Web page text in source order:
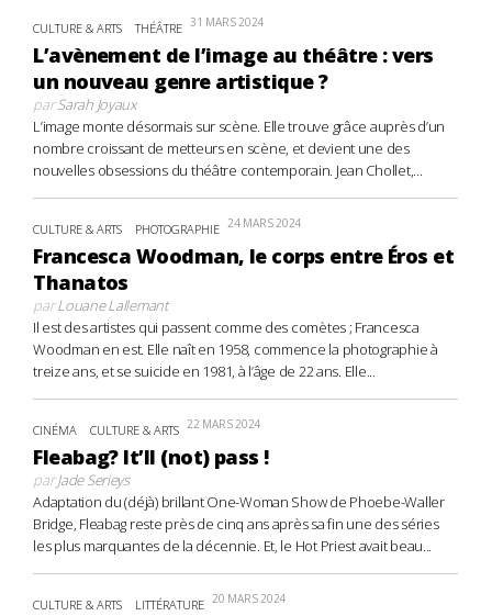
CULTURE & ARTS THÉÂTRE 31 MARS 2024
L’avènement de l’image au théâtre : vers
un nouveau genre artistique ?
parSarah Joyaux
L’image monte désormais sur scène. Elle trouve grâce auprès d’un
nombre croissant de metteurs en scène, et devient une des
nouvelles obsessions du théâtre contemporain. Jean Chollet,...
CULTURE & ARTS PHOTOGRAPHIE 24 MARS 2024
Francesca Woodman, le corps entre Éros et
Thanatos
parLouane Lallemant
Il est des artistes qui passent comme des comètes ; Francesca
Woodman en est. Elle naît en 1958, commence la photographie à
treize ans, et se suicide en 1981, à l’âge de 22 ans. Elle...
CINÉMA CULTURE & ARTS 22 MARS 2024
Fleabag? It’ll (not) pass !
parJade Serieys
Adaptation du (déjà) brillant One-Woman Show de Phoebe-Waller
Bridge, Fleabag reste près de cinq ans après sa fin une des séries
les plus marquantes de la décennie. Et, le Hot Priest avait beau...
CULTURE & ARTS LITTÉRATURE 20 MARS 2024